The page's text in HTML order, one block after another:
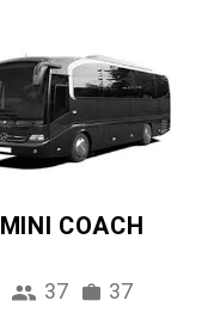
MINI COACH
37 37